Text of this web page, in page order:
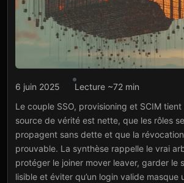
Intégration API
SCIM
Lire l'article→
6 juin 2025
Lecture ~72 min
Le couple SSO, provisioning et SCIM
source de vérité est nette, que les rôles se
propagent sans dette et que la
prouvable. La synthèse rappelle le vrai
protéger le joiner mover leaver, garder le
lisible et éviter qu’un login valide masque